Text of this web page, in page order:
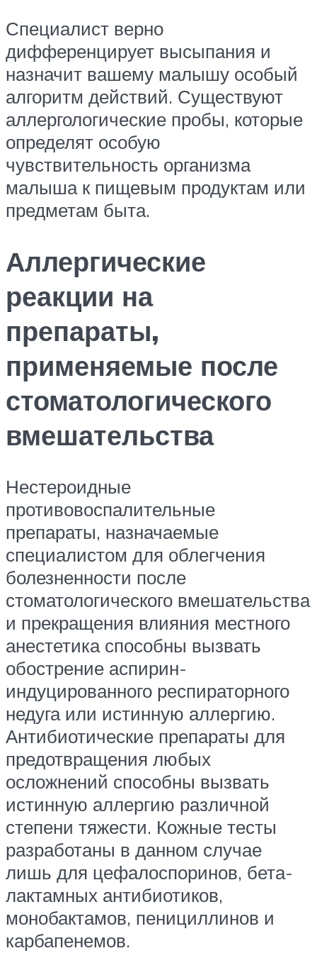
Специалист верно
дифференцирует высыпания и
назначит вашему малышу особый
алгоритм действий. Существуют
аллергологические пробы, которые
определят особую
чувствительность организма
малыша к пищевым продуктам или
предметам быта.
Аллергические
реакции на
препараты,
применяемые после
стоматологического
вмешательства
Нестероидные
противовоспалительные
препараты, назначаемые
специалистом для облегчения
болезненности после
стоматологического вмешательства
и прекращения влияния местного
анестетика способны вызвать
обострение аспирин-
индуцированного респираторного
недуга или истинную аллергию.
Антибиотические препараты для
предотвращения любых
осложнений способны вызвать
истинную аллергию различной
степени тяжести. Кожные тесты
разработаны в данном случае
лишь для цефалоспоринов, бета-
лактамных антибиотиков,
монобактамов, пенициллинов и
карбапенемов.